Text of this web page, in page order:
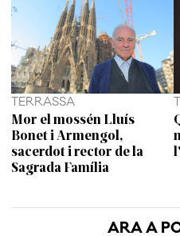
ARA A
TERRASSA
Mor el mossén Lluís
Bonet i Armengol,
sacerdot i rector de la
Sagrada Família